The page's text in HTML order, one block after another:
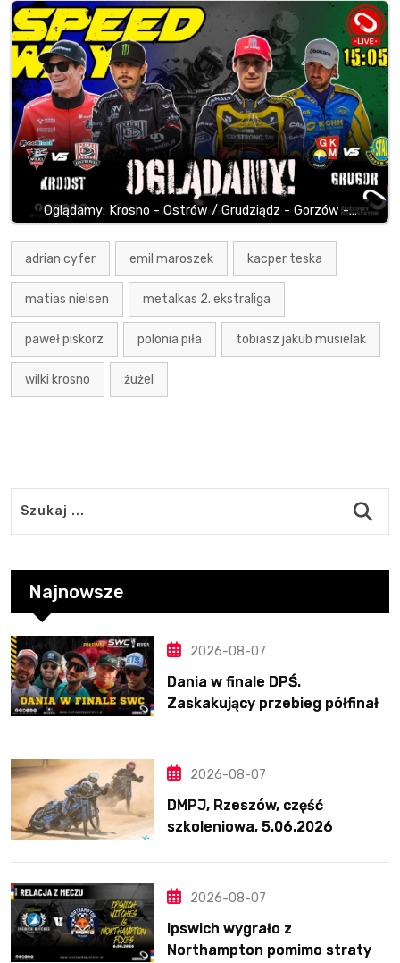
Oglądamy: Krosno - Ostrów / Grudziądz - Gorzów -…
adrian cyfer emil maroszek kacper teska
matias nielsen metalkas 2. ekstraliga
paweł piskorz polonia piła tobiasz jakub musielak
wilki krosno żużel
Najnowsze
2026-08-07
Dania w finale DPŚ.
Zaskakujący przebieg półfinału
2026-08-07
DMPJ, Rzeszów, część
szkoleniowa, 5.06.2026
2026-08-07
Ipswich wygrało z
Northampton pomimo straty